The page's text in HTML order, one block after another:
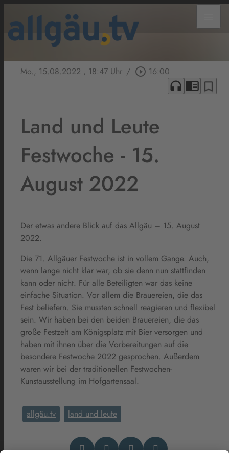
Mo., 15.08.2022 , 18:47 Uhr / play_circle_outline 16:00
headphones chrome_reader_mode bookmark_border
Land und Leute
Festwoche - 15.
August 2022
Der etwas andere Blick auf das Allgäu – 15. August
2022.
Die 71. Allgäuer Festwoche ist in vollem Gange. Auch,
wenn lange nicht klar war, ob sie denn nun stattfinden
kann oder nicht. Für alle Beteiligten war das keine
einfache Situation. Vor allem die Brauereien, die das
Fest beliefern. Sie mussten schnell reagieren und flexibel
sein. Wir haben bei den beiden Brauereien, die das
große Festzelt am Königsplatz mit Bier versorgen und
haben mit ihnen über die Vorbereitungen auf die
besondere Festwoche 2022 gesprochen. Außerdem
waren wir bei der traditionellen Festwochen-
Kunstausstellung im Hofgartensaal.
allgäu.tv land und leute